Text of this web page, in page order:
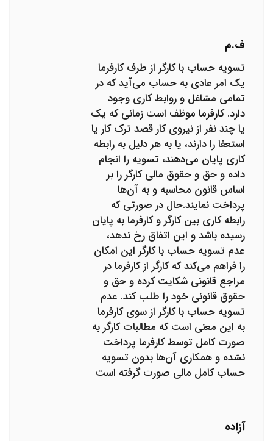
ف.م
تسویه حساب با کارگر از طرف کارفرما
یک امر عادی به حساب می‌آید که در
تمامی مشاغل و روابط کاری وجود
دارد. کارفرما موظف است زمانی که یک
یا چند نفر از نیروی کار قصد ترک کار یا
استعفا را دارند، یا به هر دلیل به رابطه
کاری پایان می‌دهند، تسویه را انجام
داده و حق و حقوق مالی کارگر را بر
اساس قانون محاسبه و به آن‌ها
پرداخت نمایند.حال در صورتی که
رابطه کاری بین کارگر و کارفرما به پایان
رسیده باشد و این اتفاق رخ ندهد،
عدم تسویه حساب با کارگر این امکان
را فراهم می‌کند که کارگر از کارفرما در
مراجع قانونی شکایت کرده و حق و
حقوق قانونی خود را طلب کند. عدم
تسویه حساب با کارگر از سوی کارفرما
به این معنی است که مطالبات کارگر به
صورت کامل توسط کارفرما پرداخت
نشده و همکاری آن‌ها بدون تسویه
حساب کامل مالی صورت گرفته است
آزاده